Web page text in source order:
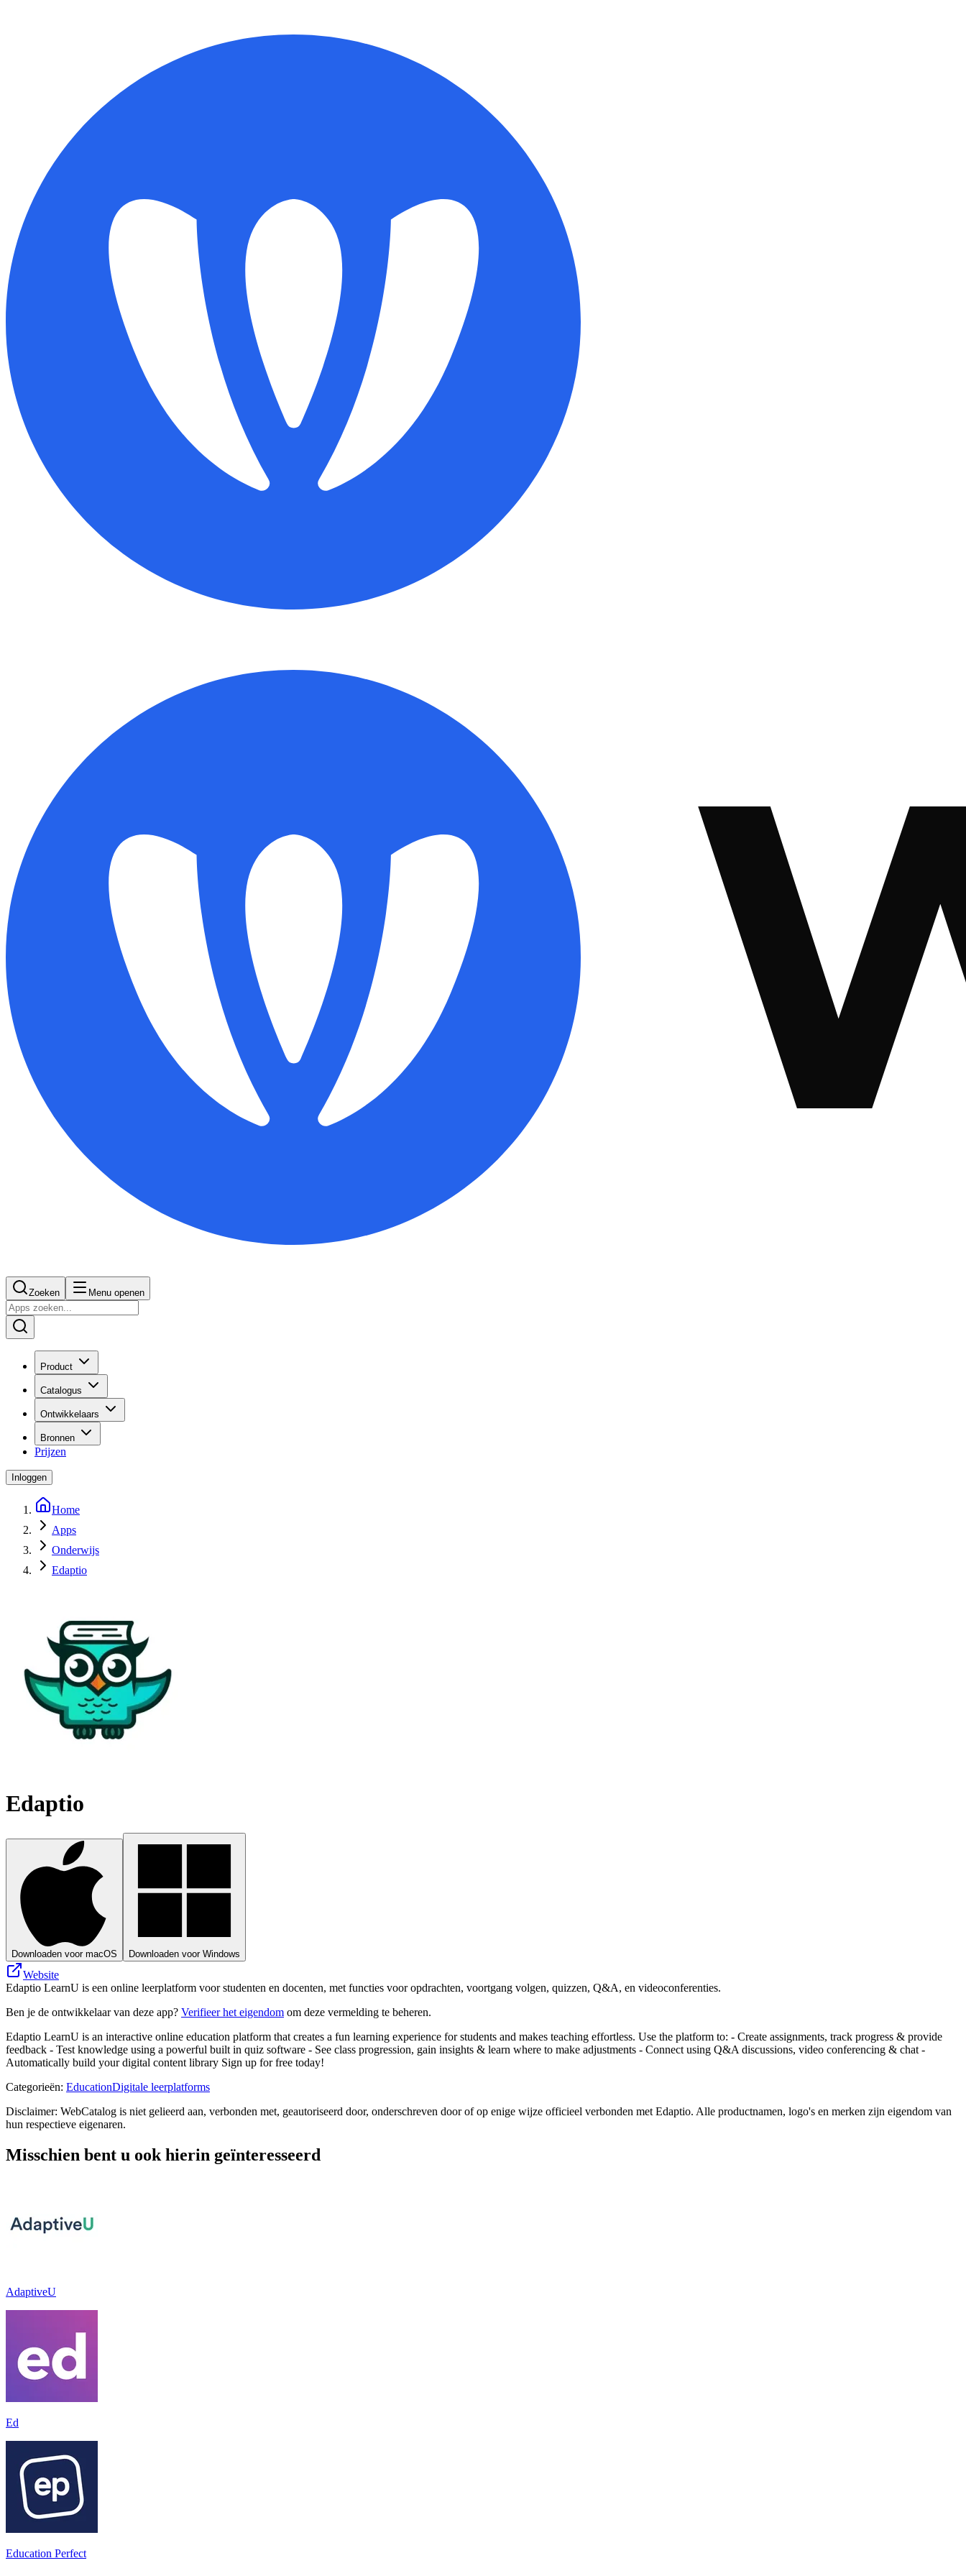
Zoeken Menu openen
Product
Catalogus
Ontwikkelaars
Bronnen
Prijzen
Inloggen
Home
Apps
Onderwijs
Edaptio
Edaptio
Downloaden voor macOS Downloaden voor Windows
Website
Edaptio LearnU is een online leerplatform voor studenten en docenten, met functies voor opdrachten, voortgang volgen, quizzen, Q&A, en videoconferenties.
Ben je de ontwikkelaar van deze app? Verifieer het eigendom om deze vermelding te beheren.
Edaptio LearnU is an interactive online education platform that creates a fun learning experience for students and makes teaching effortless. Use the platform to: - Create assignments, track progress & provide
feedback - Test knowledge using a powerful built in quiz software - See class progression, gain insights & learn where to make adjustments - Connect using Q&A discussions, video conferencing & chat -
Automatically build your digital content library Sign up for free today!
Categorieën: EducationDigitale leerplatforms
Disclaimer: WebCatalog is niet gelieerd aan, verbonden met, geautoriseerd door, onderschreven door of op enige wijze officieel verbonden met Edaptio. Alle productnamen, logo's en merken zijn eigendom van
hun respectieve eigenaren.
Misschien bent u ook hierin geïnteresseerd
AdaptiveU
Ed
Education Perfect